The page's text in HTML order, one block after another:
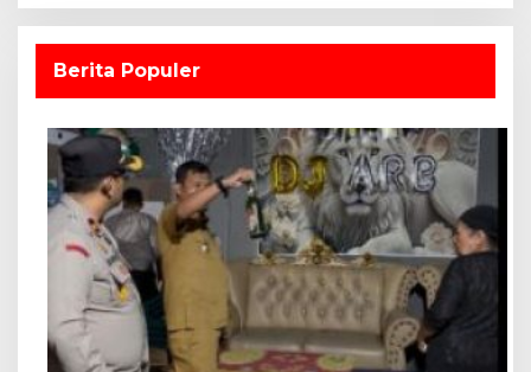
Berita Populer